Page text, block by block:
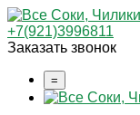
+7(921)3996811
Заказать звонок
=